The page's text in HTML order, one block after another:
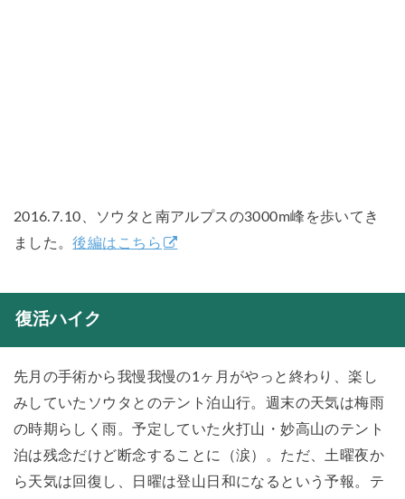
2016.7.10、ソウタと南アルプスの3000m峰を歩いてき
ました。後編はこちら
復活ハイク
先月の手術から我慢我慢の1ヶ月がやっと終わり、楽し
みしていたソウタとのテント泊山行。週末の天気は梅雨
の時期らしく雨。予定していた火打山・妙高山のテント
泊は残念だけど断念することに（涙）。ただ、土曜夜か
ら天気は回復し、日曜は登山日和になるという予報。テ